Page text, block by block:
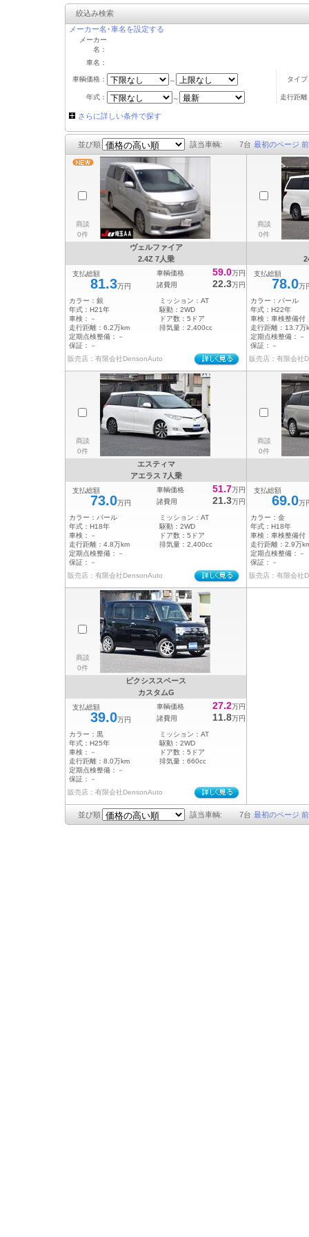
絞込み検索
メーカー名･車名を設定する
メーカー
名：
車名：
車輌価格： ～ タイプ
年式： ～ 走行距離
さらに詳しい条件で探す
並び順 該当車輌: 7台 最初のページ
商談
0件
ヴェルファイア
2.4Z 7人乗
支払総額
81.3万円
車輌価格 59.0万円
諸費用
22.3万円
カラー： 銀 ミッション： AT
年式： H21年 駆動： 2WD
車検：
－ ドア数： 5ドア
走行距離： 6.2万km 排気量： 2,400cc
定期点検整備：
－
保証：
－
販売店：有限会社DensonAuto
商談
0件
支払総額
78.0万
カラー： パール
年式： H22年
車検： 車検整備付
走行距離： 13.7万
定期点検整備：
－
保証：
－
販売店：有限会社
商談
0件
エスティマ
アエラス 7人乗
支払総額
73.0万円
車輌価格 51.7万円
諸費用
21.3万円
カラー： パール ミッション： AT
年式： H18年 駆動： 2WD
車検：
－ ドア数： 5ドア
走行距離： 4.8万km 排気量： 2,400cc
定期点検整備：
－
保証：
－
販売店：有限会社DensonAuto
商談
0件
支払総額
69.0万
カラー： 金
年式： H18年
車検： 車検整備付
走行距離： 2.9万
定期点検整備：
－
保証：
－
販売店：有限会社
商談
0件
ピクシススペース
カスタムG
支払総額
39.0万円
車輌価格 27.2万円
諸費用
11.8万円
カラー： 黒 ミッション： AT
年式： H25年 駆動： 2WD
車検：
－ ドア数： 5ドア
走行距離： 8.0万km 排気量： 660cc
定期点検整備：
－
保証：
－
販売店：有限会社DensonAuto
並び順 該当車輌: 7台 最初のページ